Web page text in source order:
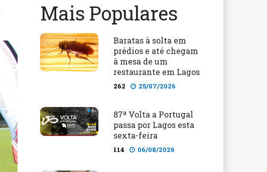
Mais Populares
Baratas à solta em
prédios e até chegam
à mesa de um
restaurante em Lagos
262 25/07/2026
87ª Volta a Portugal
passa por Lagos esta
sexta-feira
114 06/08/2026